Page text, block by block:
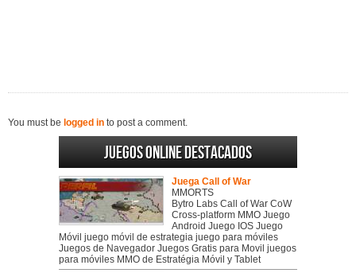
You must be logged in to post a comment.
Juegos online destacados
Juega Call of War
MMORTS
Bytro Labs Call of War CoW
Cross-platform MMO Juego
Android Juego IOS Juego
Móvil juego móvil de estrategia juego para móviles
Juegos de Navegador Juegos Gratis para Movil juegos
para móviles MMO de Estratégia Móvil y Tablet